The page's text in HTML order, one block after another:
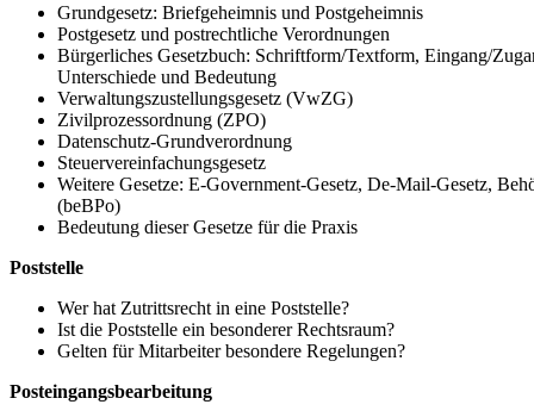
Grundgesetz: Briefgeheimnis und Postgeheimnis
Postgesetz und postrechtliche Verordnungen
Bürgerliches Gesetzbuch: Schriftform/Textform, Eingang/
Unterschiede und Bedeutung
Verwaltungszustellungsgesetz (VwZG)
Zivilprozessordnung (ZPO)
Datenschutz-Grundverordnung
Steuervereinfachungsgesetz
Weitere Gesetze: E-Government-Gesetz, De-Mail-Gesetz,
(beBPo)
Bedeutung dieser Gesetze für die Praxis
Poststelle
Wer hat Zutrittsrecht in eine Poststelle?
Ist die Poststelle ein besonderer Rechtsraum?
Gelten für Mitarbeiter besondere Regelungen?
Posteingangsbearbeitung